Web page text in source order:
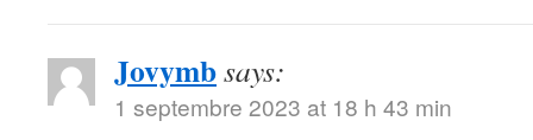
Jovymbsays:
1 septembre 2023 at 18 h 43 min